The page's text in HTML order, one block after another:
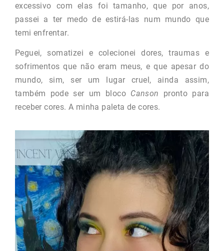
excessivo com elas foi tamanho, que por anos,
passei a ter medo de estirá-las num mundo que
temi enfrentar.
Peguei, somatizei e colecionei dores, traumas e
sofrimentos que não eram meus, e que apesar do
mundo, sim, ser um lugar cruel, ainda assim,
também pode ser um bloco Canson pronto para
receber cores. A minha paleta de cores.